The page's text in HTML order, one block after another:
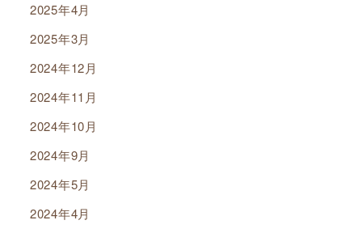
2025年4月
2025年3月
2024年12月
2024年11月
2024年10月
2024年9月
2024年5月
2024年4月